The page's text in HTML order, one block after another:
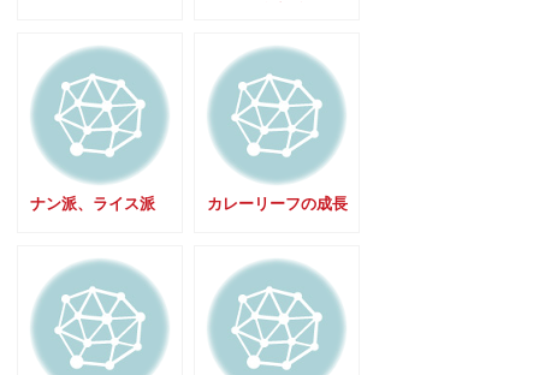
ナン派、ライス派 カレーリーフの成長